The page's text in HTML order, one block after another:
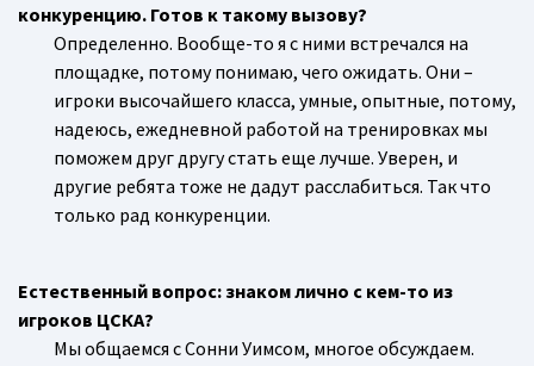
конкуренцию. Готов к такому вызову?
Определенно. Вообще-то я с ними встречался на
площадке, потому понимаю, чего ожидать. Они –
игроки высочайшего класса, умные, опытные, потому,
надеюсь, ежедневной работой на тренировках мы
поможем друг другу стать еще лучше. Уверен, и
другие ребята тоже не дадут расслабиться. Так что
только рад конкуренции.
Естественный вопрос: знаком лично с кем-то из
игроков ЦСКА?
Мы общаемся с Сонни Уимсом, многое обсуждаем.